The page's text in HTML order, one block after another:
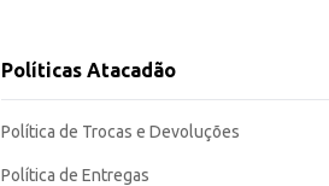
Políticas Atacadão
Política de Trocas e Devoluções
Política de Entregas